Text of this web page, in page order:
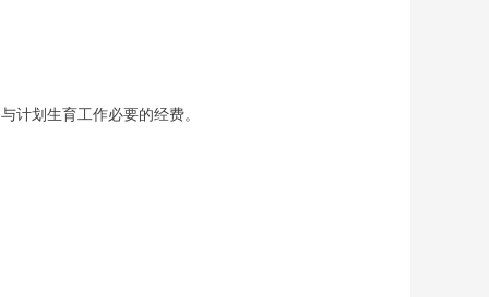
划生育工作必要的经费。